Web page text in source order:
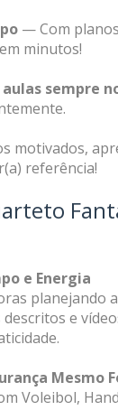
— Com
minutos!
sempre
motivados,
referência!
e Energia
planejando
descritos e
Mesmo
Voleibol,